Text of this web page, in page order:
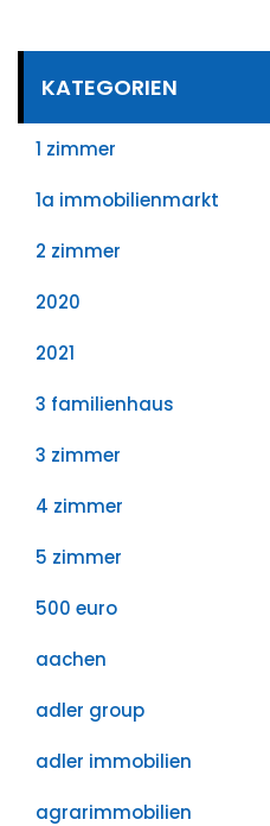
KATEGORIEN
1 zimmer
1a immobilienmarkt
2 zimmer
2020
2021
3 familienhaus
3 zimmer
4 zimmer
5 zimmer
500 euro
aachen
adler group
adler immobilien
agrarimmobilien